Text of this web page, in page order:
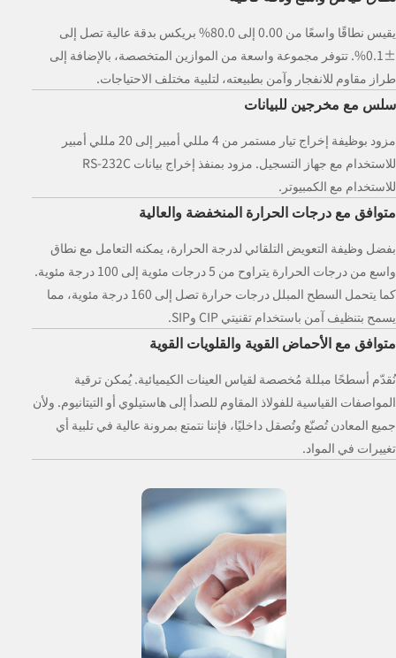
يقيس نطاقًا واسعًا من 0.00 إلى 80.0% بريكس بدقة عالية تصل إلى
±0.1%. تتوفر مجموعة واسعة من الموازين المتخصصة، بالإضافة إلى
طراز مقاوم للانفجار وآمن بطبيعته، لتلبية مختلف الاحتياجات.
سلس مع مخرجين للبيانات
مزود بوظيفة إخراج تيار مستمر من 4 مللي أمبير إلى 20 مللي أمبير
للاستخدام مع جهاز التسجيل. مزود بمنفذ إخراج بيانات RS-232C
للاستخدام مع الكمبيوتر.
متوافق مع درجات الحرارة المنخفضة والعالية
بفضل وظيفة التعويض التلقائي لدرجة الحرارة، يمكنه التعامل مع نطاق
واسع من درجات الحرارة يتراوح من 5 درجات مئوية إلى 100 درجة مئوية.
كما يتحمل السطح المبلل درجات حرارة تصل إلى 160 درجة مئوية، مما
يسمح بتنظيف آمن باستخدام تقنيتي CIP وSIP.
متوافق مع الأحماض القوية والقلويات القوية
نُقدّم أسطحًا مبللة مُخصصة لقياس العينات الكيميائية. يُمكن ترقية
المواصفات القياسية للفولاذ المقاوم للصدأ إلى هاستيلوي أو التيتانيوم. ولأن
جميع المعادن تُصنّع وتُصقل داخليًا، فإننا نتمتع بمرونة عالية في تلبية أي
تغييرات في المواد.